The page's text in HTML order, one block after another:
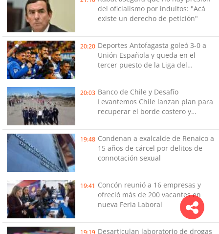
del oficialismo por indultos: "Acá
existe un derecho de petición"
20:20 Deportes Antofagasta goleó 3-0 a
Unión Española y queda en el
tercer puesto de la Liga del
20:03 Banco de Chile y Desafío
Levantemos Chile lanzan plan para
recuperar el borde costero y
Región de Coquimbo
19:48 Condenan a exalcalde de Renaico a
15 años de cárcel por delitos de
connotación sexual
19:41 Concón reunió a 16 empresas y
ofreció más de 200 vacantes en
nueva Feria Laboral
Desarticulan laboratorio de drogas